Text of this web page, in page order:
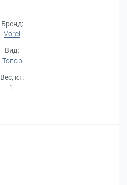
Бренд:
Vorel
Вид:
Топор
Вес, кг:
1